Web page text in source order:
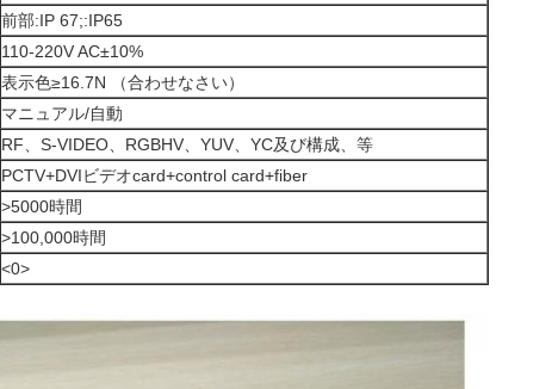
前部:IP 67;:IP65
110-220V AC±10%
表示色≥16.7N （合わせなさい）
マニュアル/自動
RF、S-VIDEO、RGBHV、YUV、YC及び構成、等
PCTV+DVIビデオcard+control card+fiber
>5000時間
>100,000時間
<0>